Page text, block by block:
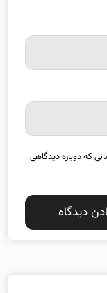
که دوباره دیدگاهی